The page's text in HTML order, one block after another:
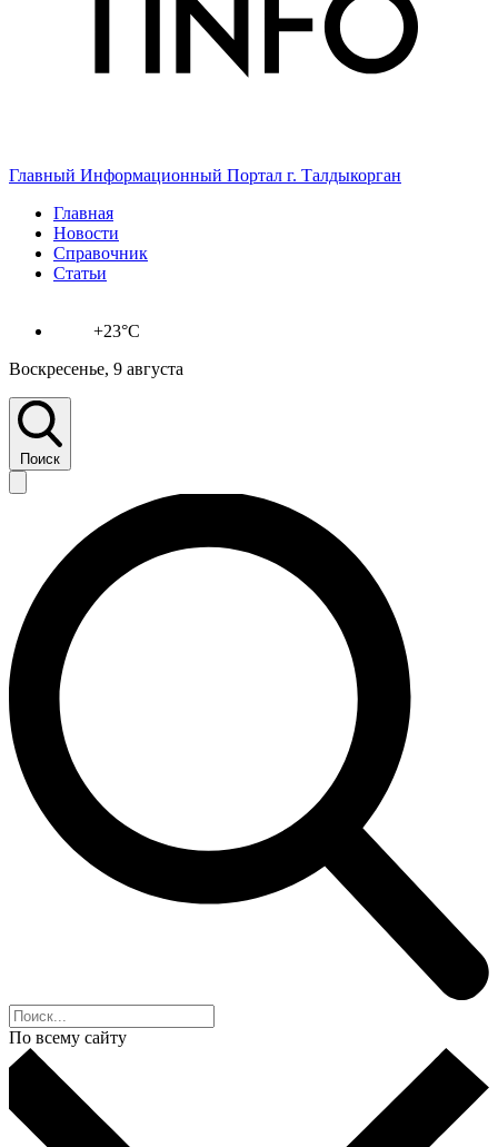
Главный Информационный Портал г. Талдыкорган
Главная
Новости
Справочник
Статьи
+23°C
Воскресенье, 9 августа
Поиск
По всему сайту